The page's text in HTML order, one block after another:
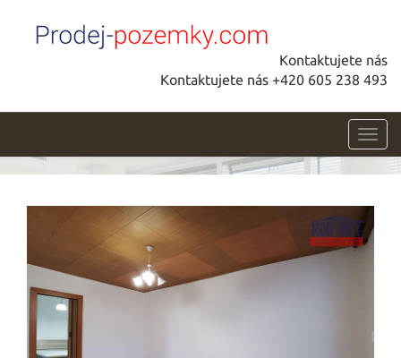
Kontaktujete nás
Kontaktujete nás +420 605 238 493